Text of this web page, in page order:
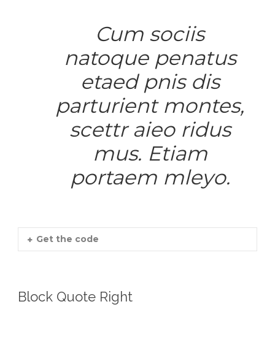
Cum sociis
natoque penatus
etaed pnis dis
parturient montes,
scettr aieo ridus
mus. Etiam
portaem mleyo.
Get the code
Block Quote Right